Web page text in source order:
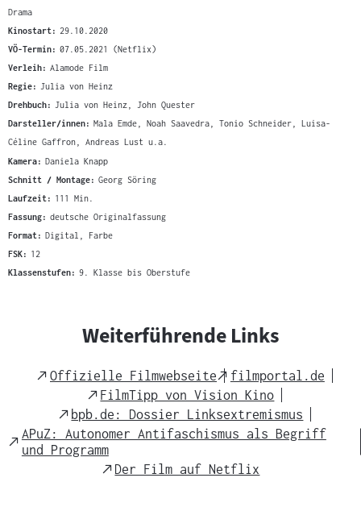
Drama
Kinostart: 29.10.2020
VÖ-Termin: 07.05.2021 (Netflix)
Verleih: Alamode Film
Regie: Julia von Heinz
Drehbuch: Julia von Heinz, John Quester
Darsteller/innen: Mala Emde, Noah Saavedra, Tonio Schneider, Luisa-
Céline Gaffron, Andreas Lust u.a.
Kamera: Daniela Knapp
Schnitt / Montage: Georg Söring
Laufzeit: 111 Min.
Fassung: deutsche Originalfassung
Format: Digital, Farbe
FSK: 12
Klassenstufen: 9. Klasse bis Oberstufe
Weiterführende Links
External
Offizielle Filmwebseite
External
Link
filmportal.de
External
Link
FilmTipp von Vision Kino
External
Link
bpb.de: Dossier Linksextremismus
External
Link
APuZ: Autonomer Antifaschismus als Begriff
und Programm
External
Der Film auf Netflix